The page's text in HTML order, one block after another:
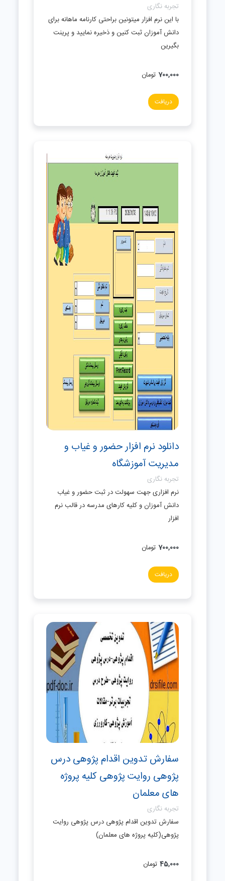
تجربه نگاری
با این نرم افزار میتونین براحتی کارنامه ماهانه برای
دانش آموزان ثبت کنین و ذخیره نمایید و پرینت
بگیرین
700,000 تومان
دریافت
دانلود نرم افزار حضور و غیاب و
مدیریت آموزشگاه
تجربه نگاری
نرم افزاری جهت سهولت در ثبت حضور و غیاب
دانش آموزان و کلیه کارهای مدرسه در قالب نرم
افزار
700,000 تومان
دریافت
سفارش تدوین اقدام پژوهی درس
پژوهی روایت پژوهی کلیه پروژه
های معلمان
تجربه نگاری
سفارش تدوین اقدام پژوهی درس پژوهی روایت
پژوهی(کلیه پروژه های معلمان)
45,000 تومان